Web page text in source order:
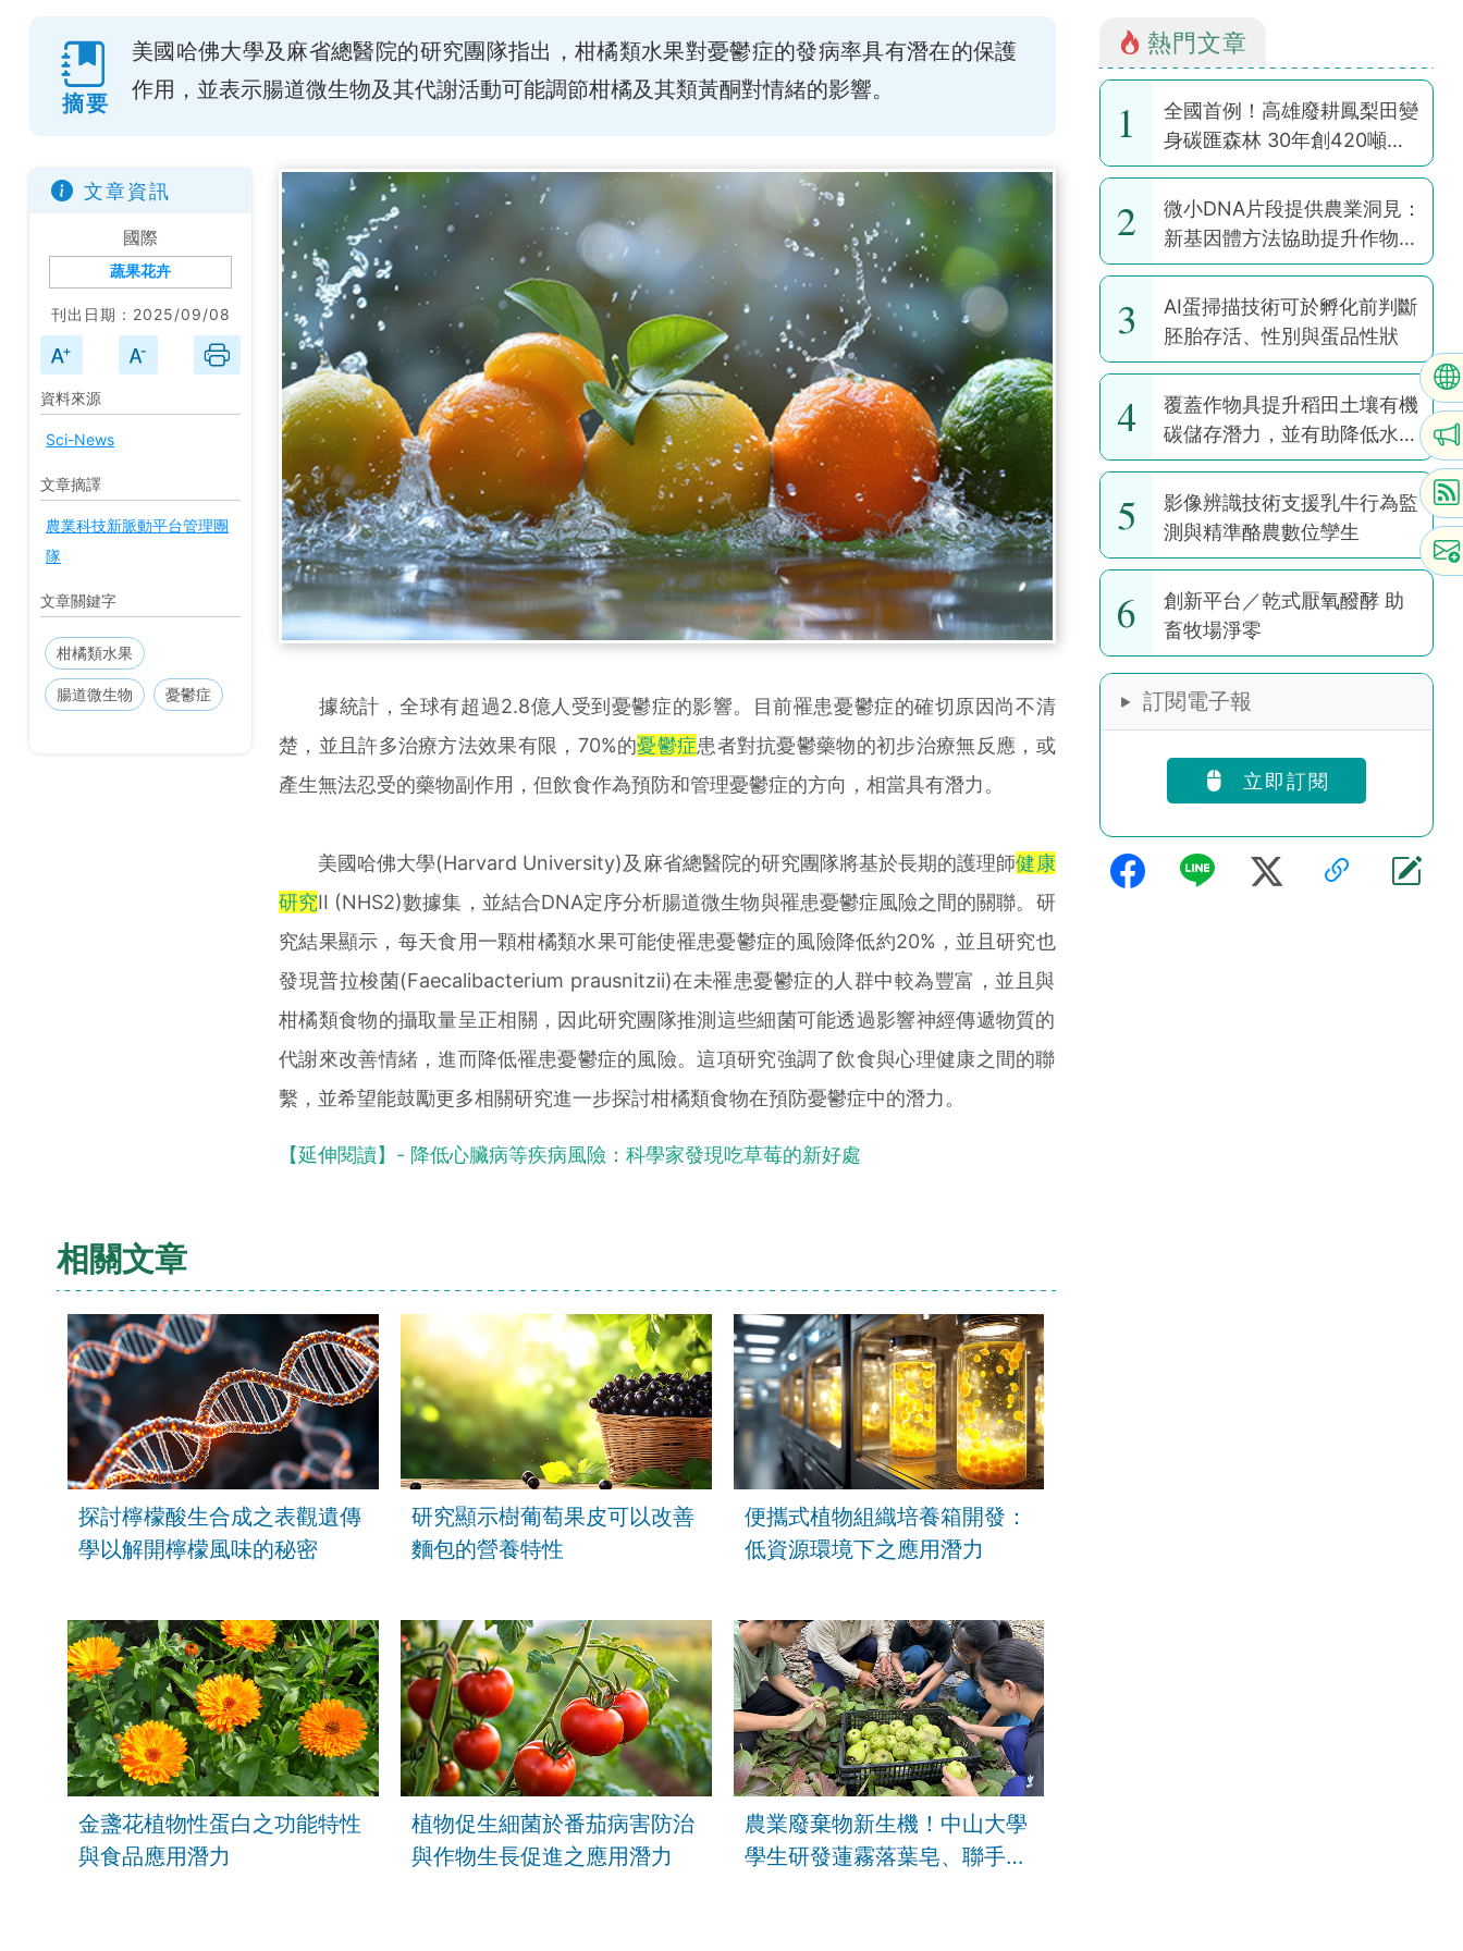
摘要
美國哈佛大學及麻省總醫院的研究團隊指出，柑橘類水果對憂鬱症的發病率具有潛在的保護
作用，並表示腸道微生物及其代謝活動可能調節柑橘及其類黃酮對情緒的影響。
文章資訊
國際
蔬果花卉
刊出日期：2025/09/08
資料來源
Sci-News
文章摘譯
農業科技新脈動平台管理團
隊
文章關鍵字
柑橘類水果
腸道微生物 憂鬱症
據統計，全球有超過2.8億人受到憂鬱症的影響。目前罹患憂鬱症的確切原因尚不清
楚，並且許多治療方法效果有限，70%的憂鬱症患者對抗憂鬱藥物的初步治療無反應，或
產生無法忍受的藥物副作用，但飲食作為預防和管理憂鬱症的方向，相當具有潛力。
美國哈佛大學(Harvard University)及麻省總醫院的研究團隊將基於長期的護理師健康
研究II (NHS2)數據集，並結合DNA定序分析腸道微生物與罹患憂鬱症風險之間的關聯。研
究結果顯示，每天食用一顆柑橘類水果可能使罹患憂鬱症的風險降低約20%，並且研究也
發現普拉梭菌(Faecalibacterium prausnitzii)在未罹患憂鬱症的人群中較為豐富，並且與
柑橘類食物的攝取量呈正相關，因此研究團隊推測這些細菌可能透過影響神經傳遞物質的
代謝來改善情緒，進而降低罹患憂鬱症的風險。這項研究強調了飲食與心理健康之間的聯
繫，並希望能鼓勵更多相關研究進一步探討柑橘類食物在預防憂鬱症中的潛力。
【延伸閱讀】- 降低心臟病等疾病風險：科學家發現吃草莓的新好處
相關文章
探討檸檬酸生合成之表觀遺傳
學以解開檸檬風味的秘密
研究顯示樹葡萄果皮可以改善
麵包的營養特性
便攜式植物組織培養箱開發：
低資源環境下之應用潛力
金盞花植物性蛋白之功能特性
與食品應用潛力
植物促生細菌於番茄病害防治
與作物生長促進之應用潛力
農業廢棄物新生機！中山大學
學生研發蓮霧落葉皂、聯手果
熱門文章
1
全國首例！高雄廢耕鳳梨田變
身碳匯森林 30年創420噸碳
權
2
微小DNA片段提供農業洞見：
新基因體方法協助提升作物韌
性
3
AI蛋掃描技術可於孵化前判斷
胚胎存活、性別與蛋品性狀
4
覆蓋作物具提升稻田土壤有機
碳儲存潛力，並有助降低水稻
耕作全球暖化潛勢
5
影像辨識技術支援乳牛行為監
測與精準酪農數位孿生
6
創新平台／乾式厭氧醱酵 助
畜牧場淨零
訂閱電子報
立即訂閱